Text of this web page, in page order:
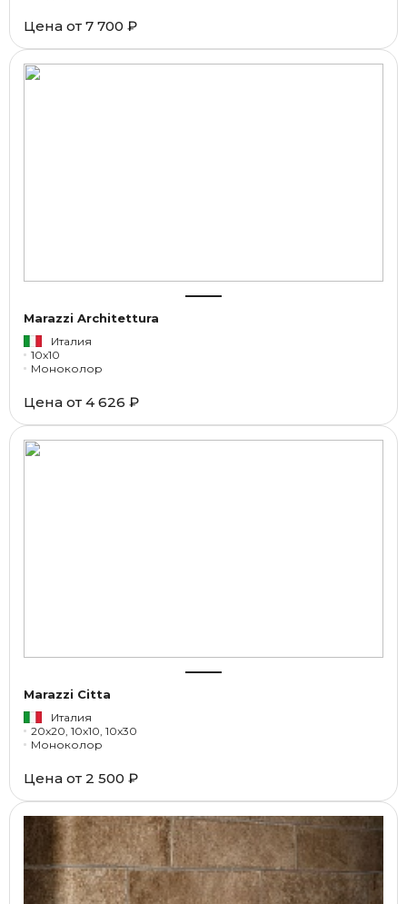
Цена от 7 700 ₽
Marazzi Architettura
Италия
10x10
Моноколор
Цена от 4 626 ₽
Marazzi Citta
Италия
20x20, 10x10, 10x30
Моноколор
Цена от 2 500 ₽